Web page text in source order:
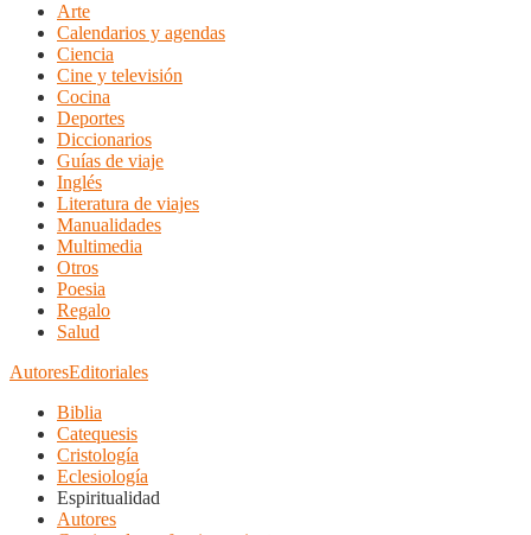
Arte
Calendarios y agendas
Ciencia
Cine y televisión
Cocina
Deportes
Diccionarios
Guías de viaje
Inglés
Literatura de viajes
Manualidades
Multimedia
Otros
Poesia
Regalo
Salud
AutoresEditoriales
Biblia
Catequesis
Cristología
Eclesiología
Espiritualidad
Autores